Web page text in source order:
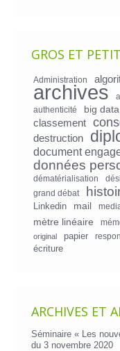
GROS ET
Administration
archives
authenticité big data
classement
destruction
document
données
dématérialisation
grand débat
Linkedin mail
mètre linéaire
original papier
écriture
ARCHIVES ET
Séminaire « Les
du 3 novembre 2020